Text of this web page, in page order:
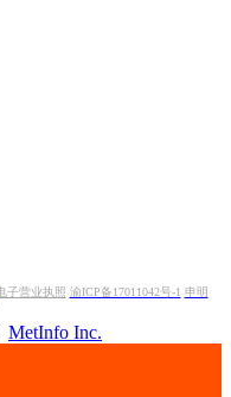
渝ICP备17011042号-1 申明
MetInfo Inc.